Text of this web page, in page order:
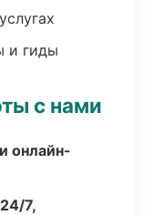
и гиды
с нами
онлайн-
7,